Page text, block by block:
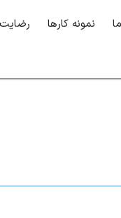
نمونه کارها